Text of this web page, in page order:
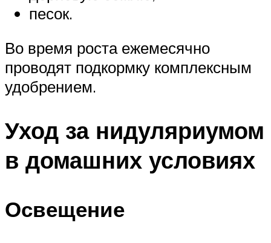
песок.
Во время роста ежемесячно
проводят подкормку комплексным
удобрением.
Уход за нидуляриумом
в домашних условиях
Освещение